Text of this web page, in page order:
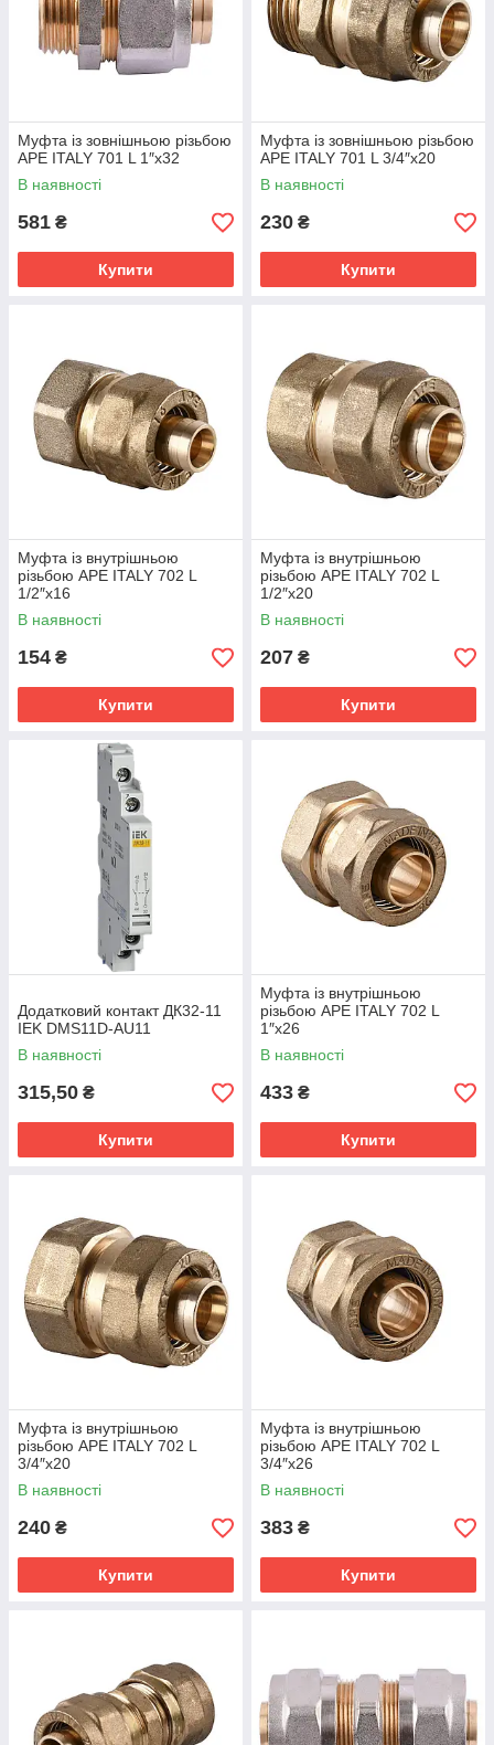
Муфта із зовнішньою різьбою
APE ITALY 701 L 1″x32
В наявності
581 ₴
Купити
Муфта із зовнішньою різьбою
APE ITALY 701 L 3/4″x20
В наявності
230 ₴
Купити
Муфта із внутрішньою
різьбою APE ITALY 702 L
1/2″x16
В наявності
154 ₴
Купити
Муфта із внутрішньою
різьбою APE ITALY 702 L
1/2″x20
В наявності
207 ₴
Купити
Додатковий контакт ДК32-11
IEK DMS11D-AU11
В наявності
315,50 ₴
Купити
Муфта із внутрішньою
різьбою APE ITALY 702 L
1″x26
В наявності
433 ₴
Купити
Муфта із внутрішньою
різьбою APE ITALY 702 L
3/4″x20
В наявності
240 ₴
Купити
Муфта із внутрішньою
різьбою APE ITALY 702 L
3/4″x26
В наявності
383 ₴
Купити